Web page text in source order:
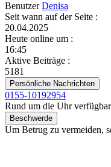
BenutzerDenisa
Seit wann auf der Seite :
20.04.2025
Heute online um :
16:45
Aktive Beiträge :
5181
Persönliche Nachrichten
0155-10192954
Rund um die Uhr verfügbar
Beschwerde
Um Betrug zu vermeiden,